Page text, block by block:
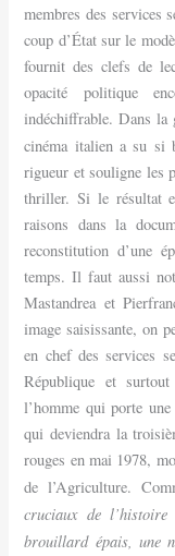
membres des services
coup d’État sur le
fournit des clefs de
opacité politique
indéchiffrable. Dans la
cinéma italien a su si
rigueur et souligne les
thriller. Si le résultat
raisons dans la
reconstitution d’une
temps. Il faut aussi
Mastandrea et
image saisissante, on
en chef des services
République et
l’homme qui porte
qui deviendra la
rouges en mai 1978,
de l’Agriculture.
cruciaux de
brouillard épais, une